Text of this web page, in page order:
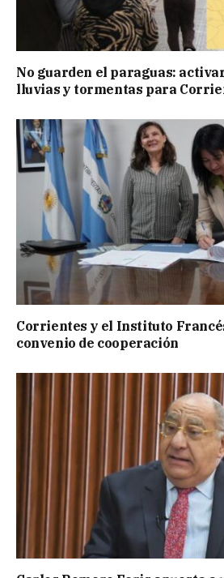
No guarden el paraguas:
lluvias y tormentas para
Corrientes y el Instituto
convenio de cooperación